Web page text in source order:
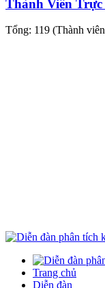
Thành Viên Trực
Tổng: 119 (Thành
Trang chủ
Diễn đàn